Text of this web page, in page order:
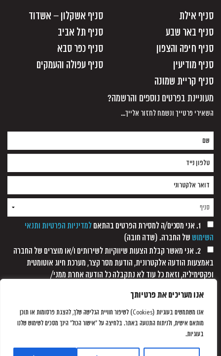
אנו מעריכים את פרטיותך
אנו משתמשים בעוגיות (Cookies) לשיפור חוויית הגלישה שלך, להצגת פרסומות או תוכן
מותאם אישית, ולניתוח התנועה באתר. בלחיצה על "אישור הכול" הינך מסכים לשימוש שלנו
בעוגיות.
סניף אילת
סניף אשקלון – אשדוד
סניף באר שבע
סניף תל אביב
סניף חיפה והצפון
סניף כפר סבא
סניף מודיעין
סניף עפולה והעמקים
סניף קריית שמונה
מעוניינת בפרטים נוספים והרשמה?
השאירי פרטייך ונשמח לחזור אלייך...
1. אני מסכים/ה למסירת הפרטים בהתאם
למדיניות הפרטיות ותנאי
השימוש של החברה. (שדה חובה)
2. אני מאשר קבלת הצעות שיווקיות לשירותים ו/או מוצרים של החברה
באמצעות הודעה אלקטרונית, הודעת מסר קצר, מערכת חיוג אוטומטית
ופקסימיליה, וזאת כל עוד לא נתקבלה כל הודעה אחרת ממני/